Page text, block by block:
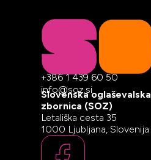
+386 1 439 60 50
info@soz.si
Slovenska oglaševalska
zbornica (SOZ)
Letališka cesta 35
1000 Ljubljana, Slovenija